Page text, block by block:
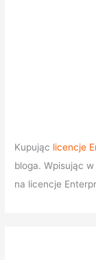
Kupując licencje
bloga. Wpisując
na licencje